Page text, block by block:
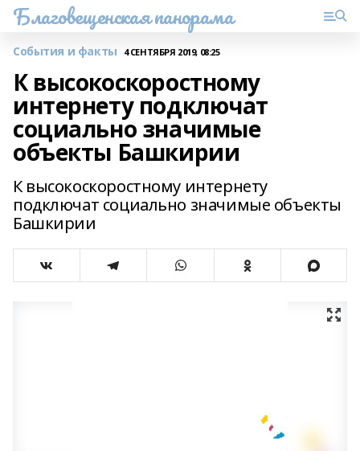
Благовещенская панорама
События и факты 4 СЕНТЯБРЯ 2019, 08:25
К высокоскоростному
интернету подключат
социально значимые
объекты Башкирии
К высокоскоростному интернету
подключат социально значимые объекты
Башкирии